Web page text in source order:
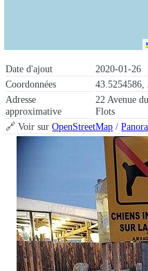
Date d'ajout
2020-01-26
Coordonnées
43.5254586,
Adresse
approximative
22 Avenue
Flots
🔗 Voir surOpenStreetMap /